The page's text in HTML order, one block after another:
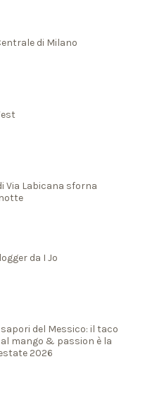
di Milano
Via Labicana sforna
da I Jo
del Messico: il taco
mango & passion è la
2026